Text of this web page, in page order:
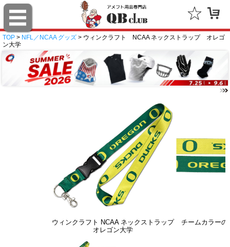
TOP > NFL／NCAA グッズ > ウィンクラフト NCAA ネックストラップ オレゴ
ン大学
ウィンクラフト NCAA ネックストラップ
オレゴン大学
チームカラー